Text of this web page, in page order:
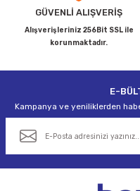
Bu ürüne benzer farklı
GÜVENLİ ALIŞVERİŞ
Alışverişleriniz 256Bit SSL ile
korunmaktadır.
E-
Kampanya ve yeniliklerden